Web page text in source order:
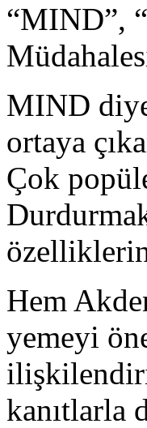
“MIND”,
MIND
ortaya
Çok
Hem
yemeyi
kanıtlarla